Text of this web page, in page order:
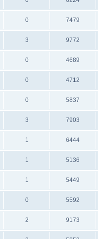
0 7479
3 9772
0 4689
0 4712
0 5837
3 7903
1 6444
1 5136
1 5449
0 5592
2 9173